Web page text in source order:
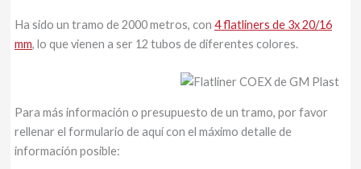
Ha sido un tramo de 2000 metros, con 4 flatliners de 3x 20/16
mm, lo que vienen a ser 12 tubos de diferentes colores.
Para más información o presupuesto de un tramo, por favor
rellenar el formulario de aquí con el máximo detalle de
información posible: